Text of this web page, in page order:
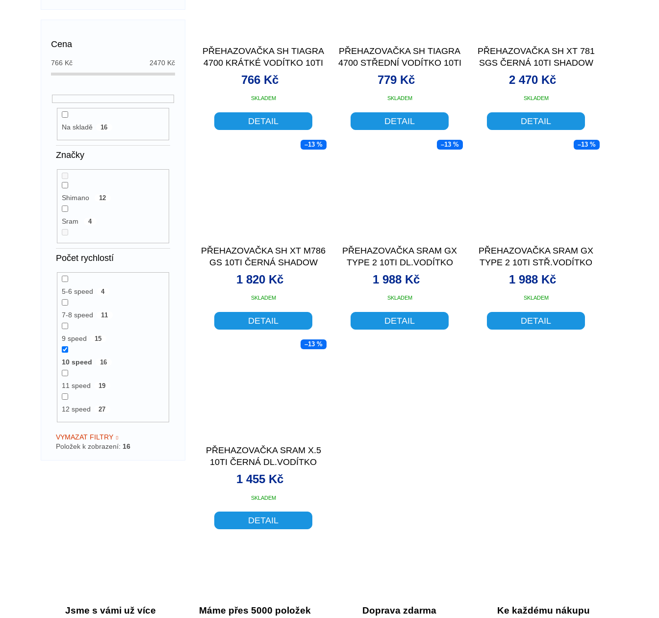
Cena
766 Kč 2470 Kč
Na skladě 16
Značky
Shimano 12
Sram 4
Počet rychlostí
5-6 speed 4
7-8 speed 11
9 speed 15
10 speed 16
11 speed 19
12 speed 27
VYMAZAT FILTRY
Položek k zobrazení: 16
PŘEHAZOVAČKA SH TIAGRA
4700 KRÁTKÉ VODÍTKO 10TI
SKLADEM
766 Kč
DETAIL
PŘEHAZOVAČKA SH TIAGRA
4700 STŘEDNÍ VODÍTKO 10TI
SKLADEM
779 Kč
DETAIL
PŘEHAZOVAČKA SH XT 781
SGS ČERNÁ 10TI SHADOW
SKLADEM
2 470 Kč
DETAIL
–13 %
PŘEHAZOVAČKA SH XT M786
GS 10TI ČERNÁ SHADOW
STŘ.V
SKLADEM
1 820 Kč
DETAIL
–13 %
PŘEHAZOVAČKA SRAM GX
TYPE 2 10TI DL.VODÍTKO
ČERNÁ
SKLADEM
1 988 Kč
DETAIL
–13 %
PŘEHAZOVAČKA SRAM GX
TYPE 2 10TI STŘ.VODÍTKO
ČERNÁ
SKLADEM
1 988 Kč
DETAIL
–13 %
PŘEHAZOVAČKA SRAM X.5
10TI ČERNÁ DL.VODÍTKO
SKLADEM
1 455 Kč
DETAIL
í
Jsme s vámi už více
Máme přes 5000 položek
Doprava zdarma
Ke každému nákupu